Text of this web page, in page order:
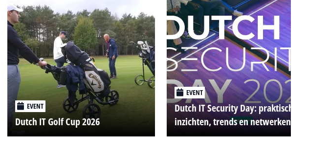
EVENT
Dutch IT Golf Cup 2026
EVENT
Dutch IT Security Day: praktische
inzichten, trends en netwerken